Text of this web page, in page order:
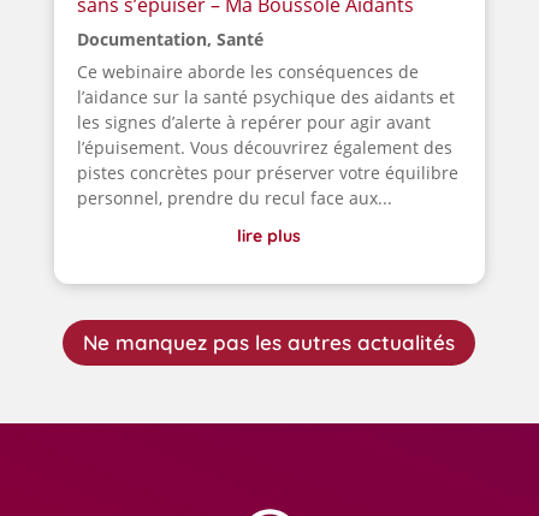
Documentation, Santé
Ce webinaire aborde les conséquences de
l’aidance sur la santé psychique des aidants et
les signes d’alerte à repérer pour agir avant
l’épuisement. Vous découvrirez également des
pistes concrètes pour préserver votre équilibre
personnel, prendre du recul face aux...
lire plus
Ne manquez pas les autres actualités